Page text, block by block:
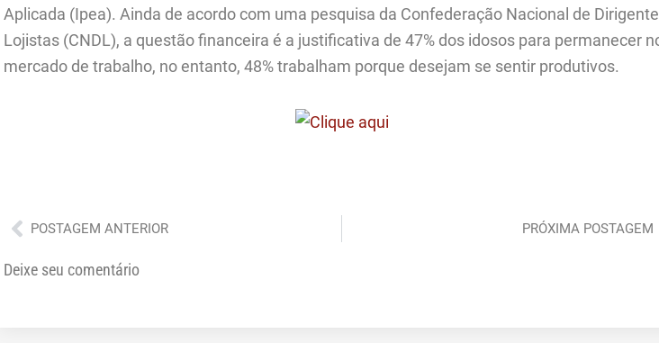
Aplicada (Ipea). Ainda de acordo com uma pesquisa da Confederação Nacional de
Lojistas (CNDL), a questão financeira é a justificativa de 47% dos idosos para permanecer
mercado de trabalho, no entanto, 48% trabalham porque desejam se sentir produtivos.
Anterior
POSTAGEM ANTERIOR PRÓXIMA POSTAGEM
Deixe seu comentário